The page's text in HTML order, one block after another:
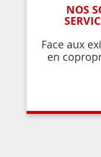
NOS
Face aux
en
l’accès à